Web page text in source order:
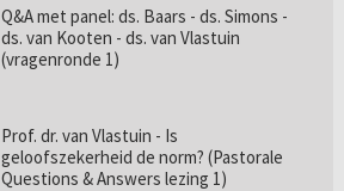
Q&A met panel: ds. Baars - ds. Simons -
ds. van Kooten - ds. van Vlastuin
(vragenronde 1)
Prof. dr. van Vlastuin - Is
geloofszekerheid de norm? (Pastorale
Questions & Answers lezing 1)